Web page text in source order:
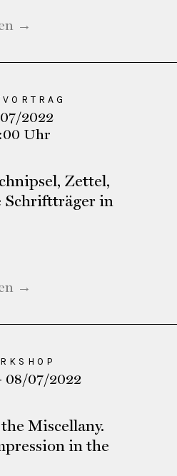
→
2022
Uhr
Zettel,
Schriftträger in
→
08/07/2022
Miscellany.
in the